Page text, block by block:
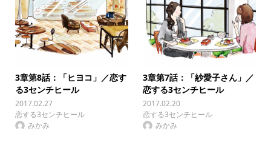
3章第8話：「ヒヨコ」／恋す
る3センチヒール
2017.02.27
恋する3センチヒール
みかみ
3章第7話：「紗愛子さん」／
恋する3センチヒール
2017.02.20
恋する3センチヒール
みかみ